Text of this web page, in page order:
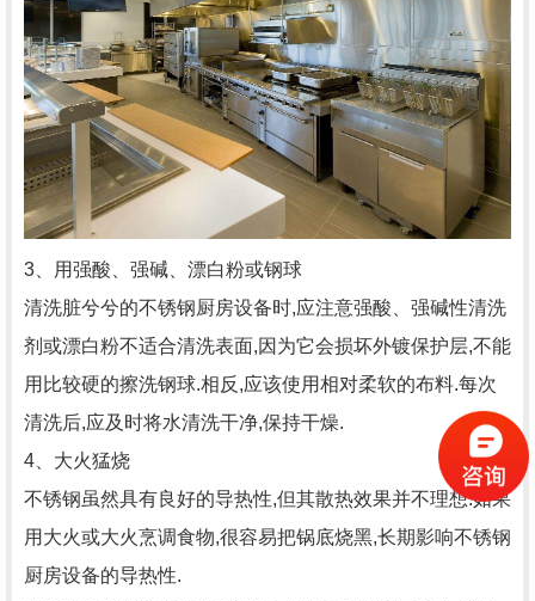
3、用强酸、强碱、漂白粉或钢球
清洗脏兮兮的不锈钢厨房设备时,应注意强酸、强碱性清洗
剂或漂白粉不适合清洗表面,因为它会损坏外镀保护层,不能
用比较硬的擦洗钢球.相反,应该使用相对柔软的布料.每次
清洗后,应及时将水清洗干净,保持干燥.
4、大火猛烧
不锈钢虽然具有良好的导热性,但其散热效果并不理想.如果
用大火或大火烹调食物,很容易把锅底烧黑,长期影响不锈钢
厨房设备的导热性.